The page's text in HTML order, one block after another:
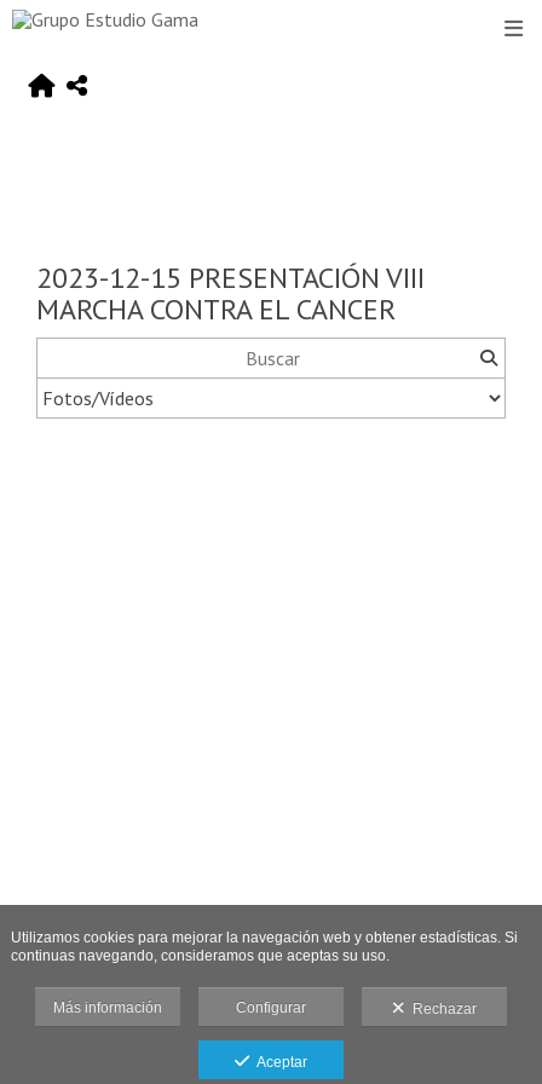
2023-12-15 PRESENTACIÓN VIII
MARCHA CONTRA EL CANCER
Utilizamos cookies para mejorar la navegación web y obtener estadísticas. Si
continuas navegando, consideramos que aceptas su uso.
Más información Configurar Rechazar
Aceptar